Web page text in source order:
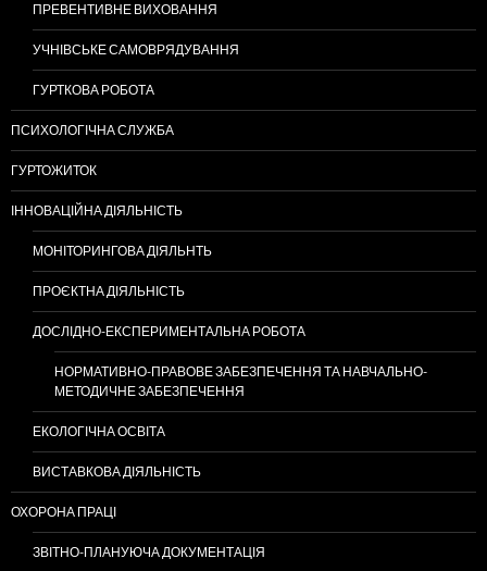
ПРЕВЕНТИВНЕ ВИХОВАННЯ
УЧНІВСЬКЕ САМОВРЯДУВАННЯ
ГУРТКОВА РОБОТА
ПСИХОЛОГІЧНА СЛУЖБА
ГУРТОЖИТОК
ІННОВАЦІЙНА ДІЯЛЬНІСТЬ
МОНІТОРИНГОВА ДІЯЛЬНТЬ
ПРОЄКТНА ДІЯЛЬНІСТЬ
ДОСЛІДНО-ЕКСПЕРИМЕНТАЛЬНА РОБОТА
НОРМАТИВНО-ПРАВОВЕ ЗАБЕЗПЕЧЕННЯ ТА НАВЧАЛЬНО-
МЕТОДИЧНЕ ЗАБЕЗПЕЧЕННЯ
ЕКОЛОГІЧНА ОСВІТА
ВИСТАВКОВА ДІЯЛЬНІСТЬ
ОХОРОНА ПРАЦІ
ЗВІТНО-ПЛАНУЮЧА ДОКУМЕНТАЦІЯ